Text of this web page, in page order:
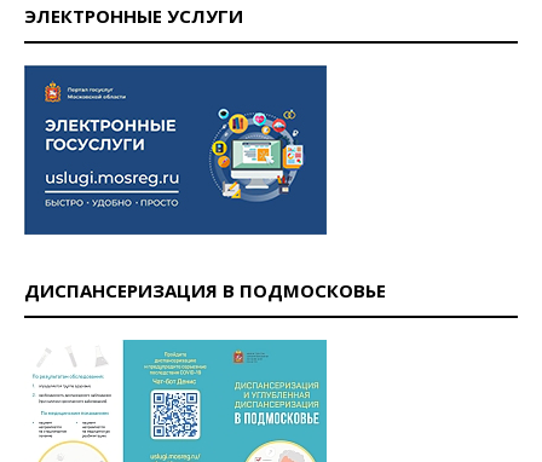
ЭЛЕКТРОННЫЕ УСЛУГИ
ДИСПАНСЕРИЗАЦИЯ В ПОДМОСКОВЬЕ